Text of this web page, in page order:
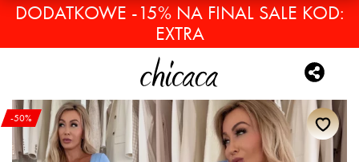
DODATKOWE -15% NA FINAL SALE KOD:
EXTRA
-50%